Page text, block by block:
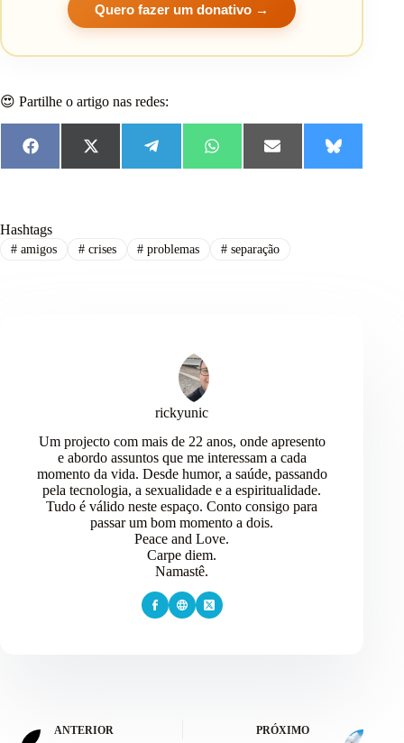
Quero fazer um donativo →
😍 Partilhe o artigo nas redes:
F
a
o
o
k
X
(
e
e
m
W
h
p
E
m
B
l
Hashtags
#amigos #crises # problemas # separação
rickyunic
Um projecto com mais de 22 anos, onde apresento
e abordo assuntos que me interessam a cada
momento da vida. Desde humor, a saúde, passando
pela tecnologia, a sexualidade e a espiritualidade.
Tudo é válido neste espaço. Conto consigo para
passar um bom momento a dois.
Peace and Love.
Carpe diem.
Namastê.
ANTERIOR PRÓXIMO